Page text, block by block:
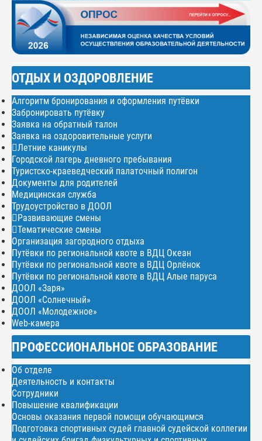
ОТДЫХ И ОЗДОРОВЛЕНИЕ
Алгоритм бронирования и оформления путёвки
Забронировать путёвку
Заявка на обратный талон
Заявка на оздоровительные услуги
Летние каникулы
Городской лагерь дневного пребывания
Туристско-краеведческий палаточный полигон
Документы для родителей
Медицинская служба
Трудоустройство в ДООЛ
Развивающие смены
Тематические смены
Организация загородного отдыха
Путёвки по региональной квоте в ВДЦ Океан
Путёвки по региональной квоте в ВДЦ Орлёнок
Путёвки по региональной квоте в ВДЦ Алые паруса
ДООЛ «Заря»
ДООЛ «Солнечный»
ДООЛ «Молодежное»
Web-камера
ПРОФЕССИОНАЛЬНОЕ ОБРАЗОВАНИЕ
Об отделе
Деятельность и контакты
Сотрудники
Повышение квалификации
Основы оказания первой помощи обучающимся
Подготовка спортивных судей главной судейской коллегии